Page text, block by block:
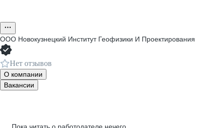
ООО Новокузнецкий Институт Геофизики И Проектирования
Нет отзывов
О компании
Вакансии